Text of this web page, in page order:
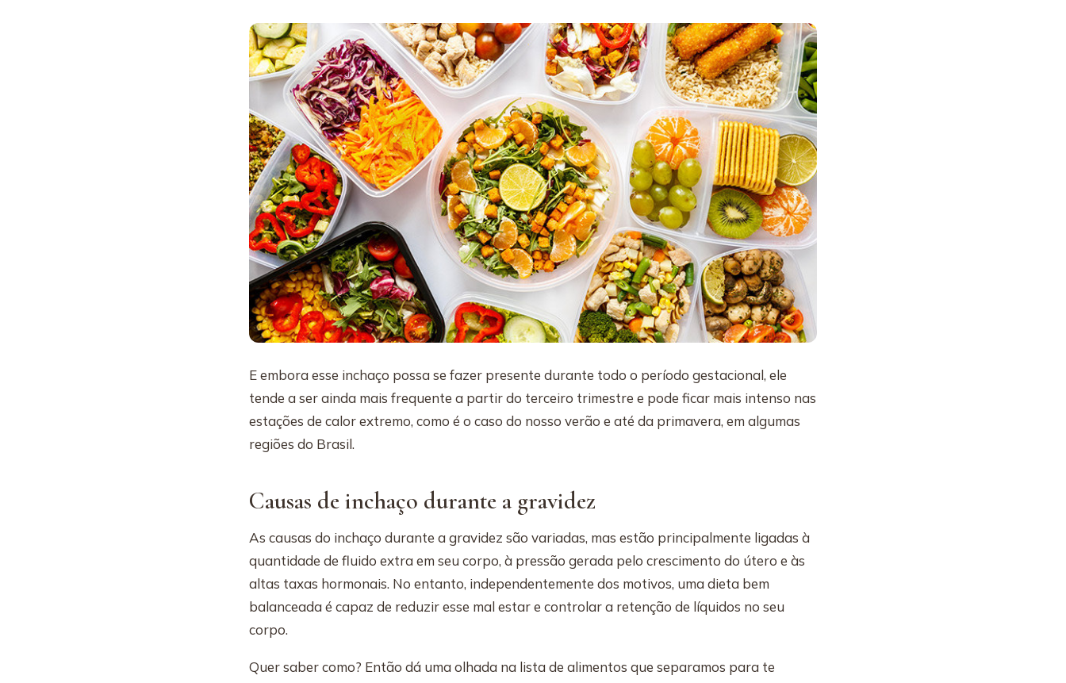
E embora esse inchaço possa se fazer presente durante todo o período gestacional, ele
tende a ser ainda mais frequente a partir do terceiro trimestre e pode ficar mais intenso nas
estações de calor extremo, como é o caso do nosso verão e até da primavera, em algumas
regiões do Brasil.
Causas de inchaço durante a gravidez
As causas do inchaço durante a gravidez são variadas, mas estão principalmente ligadas à
quantidade de fluido extra em seu corpo, à pressão gerada pelo crescimento do útero e às
altas taxas hormonais. No entanto, independentemente dos motivos, uma dieta bem
balanceada é capaz de reduzir esse mal estar e controlar a retenção de líquidos no seu
corpo.
Quer saber como? Então dá uma olhada na lista de alimentos que separamos para te